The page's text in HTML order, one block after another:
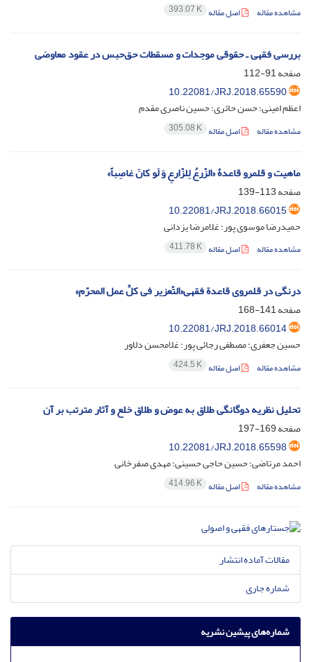
مشاهده مقاله اصل مقاله 393.07 K
بررسی فقهی ـ حقوقی موجدات و مسقطات حق‌حبس در عقود معاوضی
صفحه91-112
10.22081/JRJ.2018.65590
اعظم امینی؛ حسن حائری؛ حسین ناصری مقدم
مشاهده مقاله اصل مقاله 305.08 K
ماهیت و قلمرو قاعدۀ «الزّرعُ لِلزّارعِ وَ لَو کانَ غاصِباً»
صفحه113-139
10.22081/JRJ.2018.66015
حمیدرضا موسوی پور؛ غلامرضا یزدانی
مشاهده مقاله اصل مقاله 411.78 K
درنگی در قلمروی قاعدة فقهی«التّعزیر فی کلِّ عمل المحرّم»
صفحه141-168
10.22081/JRJ.2018.66014
حسین جعفری؛ مصطفی رجائی پور؛ غلامحسن دلاور
مشاهده مقاله اصل مقاله 424.5 K
تحلیل نظریه دوگانگی طلاق به عوض و طلاق خلع و آثار مترتب بر آن
صفحه169-197
10.22081/JRJ.2018.65598
احمد مرتاضی؛ حسین حاجی حسینی؛ مهدی صفرخانی
مشاهده مقاله اصل مقاله 414.96 K
مقالات آماده انتشار
شماره جاری
شماره‌های پیشین نشریه